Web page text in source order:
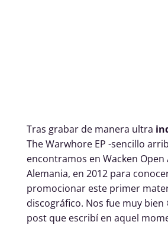
Tras grabar de manera ultra
The Warwhore EP -sencillo
encontramos en Wacken Open
Alemania, en 2012 para
promocionar este primer
discográfico. Nos fue muy bien
post que escribí en aquel